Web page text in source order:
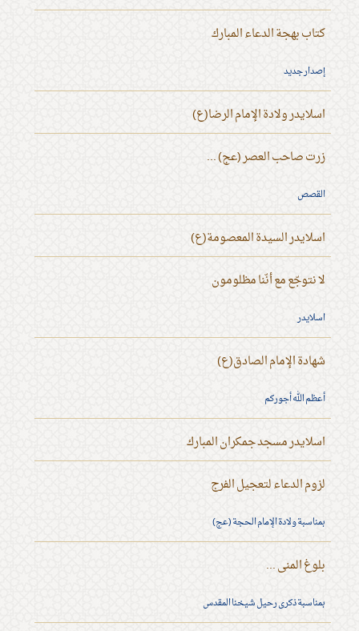
كتاب بهجة الدعاء المبارك
إصدار جديد
اسلايدر ولادة الإمام الرضا(ع)
زرت صاحب العصر (عج) ...
القصص
اسلايدر السيدة المعصومة(ع)
لا نتوجّع مع أنّنا مظلومون
اسلايدر
شهادة الإمام الصادق(ع)
أعظم الله أجوركم
اسلايدر مسجد جمكران المبارك
لزوم الدعاء لتعجيل الفرج
بمناسبة ولادة الإمام الحجة (عج)
بلوغ المنى ...
بمناسبة ذكرى رحيل شيخنا المقدس